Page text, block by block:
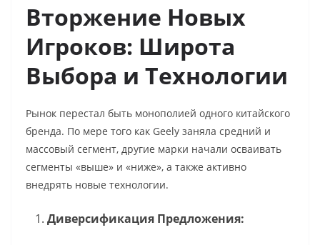
Вторжение Новых
Игроков: Широта
Выбора и Технологии
Рынок перестал быть монополией одного китайского
бренда. По мере того как Geely заняла средний и
массовый сегмент, другие марки начали осваивать
сегменты «выше» и «ниже», а также активно
внедрять новые технологии.
Диверсификация Предложения: